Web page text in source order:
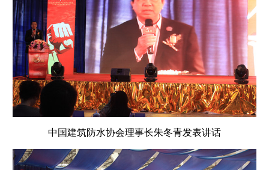
中国建筑防水协会理事长朱冬青发表讲话